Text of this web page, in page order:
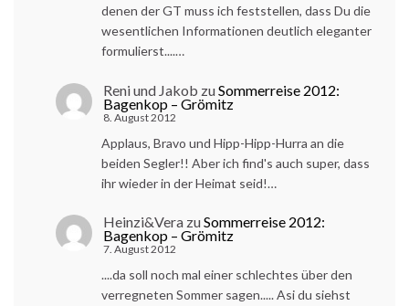
denen der GT muss ich feststellen, dass Du die
wesentlichen Informationen deutlich eleganter
formulierst....…
Reni und Jakob zuSommerreise 2012:
Bagenkop – Grömitz
8. August 2012
Applaus, Bravo und Hipp-Hipp-Hurra an die
beiden Segler!! Aber ich find's auch super, dass
ihr wieder in der Heimat seid!…
Heinzi&Vera zuSommerreise 2012:
Bagenkop – Grömitz
7. August 2012
....da soll noch mal einer schlechtes über den
verregneten Sommer sagen..... Asi du siehst